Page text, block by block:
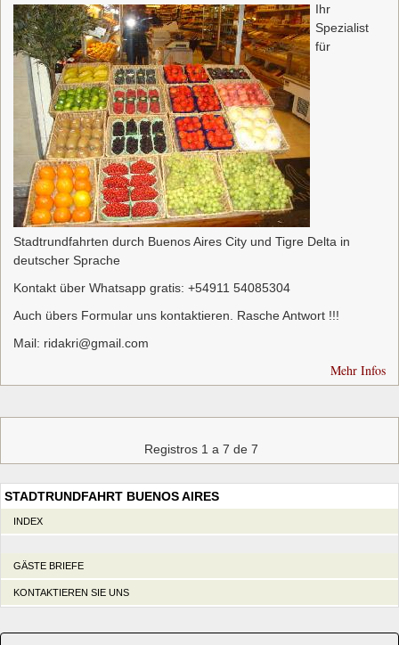
Ihr
Spezialist
für
Stadtrundfahrten durch Buenos Aires City und Tigre Delta in
deutscher Sprache
Kontakt über Whatsapp gratis: +54911 54085304
Auch übers Formular uns kontaktieren. Rasche Antwort !!!
Mail: ridakri@gmail.com
Mehr Infos
Registros 1 a 7 de 7
STADTRUNDFAHRT BUENOS AIRES
INDEX
GÄSTE BRIEFE
KONTAKTIEREN SIE UNS